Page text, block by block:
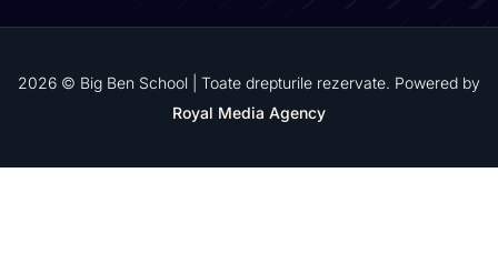
2026 © Big Ben School | Toate drepturile rezervate. Powered by
Royal Media Agency